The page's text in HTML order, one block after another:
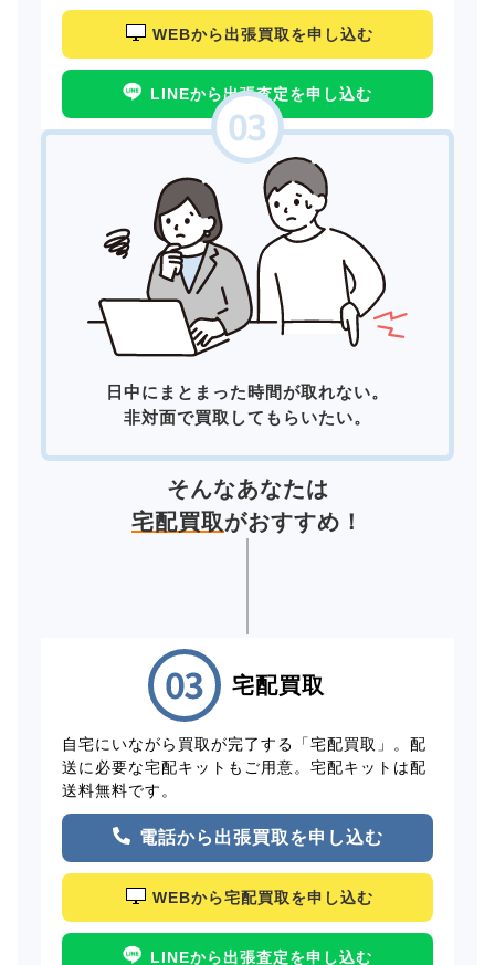
WEBから出張買取を申し込む
LINEから出張査定を申し込む
日中にまとまった時間が取れない。
非対面で買取してもらいたい。
そんなあなたは
宅配買取がおすすめ！
宅配買取
自宅にいながら買取が完了する「宅配買取」。配
送に必要な宅配キットもご用意。宅配キットは配
送料無料です。
電話から出張買取を申し込む
WEBから宅配買取を申し込む
LINEから出張査定を申し込む